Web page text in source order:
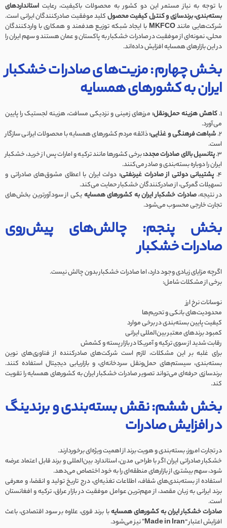
با توجه به نیاز مستمر این دو کشور به محصولات باکیفیت، رعایت استانداردهای
بسته‌بندی، برندسازی و کنترل کیفیت محصولکلید موفقیت صادرکنندگان ایرانی است.
شرکت‌هایی مانندMKFCO با ایجاد شبکه توزیع هدفمند و همکاری با واردکنندگان
محلی، نمونه‌ای از موفقیت در صادرات خشکبار به پاکستان و عمان هستند و سهم ایران را
در این بازارهای همسایه افزایش داده‌اند.
بخش چهارم: مزیت‌های صادرات خشکبار
ایران به کشورهای همسایه
1. کاهش هزینه حمل‌ونقل: مرزهای زمینی و نزدیکی مسافت، هزینه لجستیک را پایین
می‌آورد.
2. شباهت فرهنگی و غذایی:ذائقه مردم کشورهای همسایه با محصولات ایرانی سازگار
است.
3. پتانسیل بالای صادرات مجدد:برخی کشورها مانند ترکیه و امارات پس از خرید، خشکبار
ایران را دوباره بسته‌بندی و صادر می‌کنند.
4. پشتیبانی دولتی از صادرات غیرنفتی: دولت ایران با اعطای مشوق‌های صادراتی و
تسهیلات گمرکی، از صادرکنندگان خشکبار حمایت می‌کند.
در نتیجه،صادرات خشکبار ایران به کشورهای همسایهیکی از سودآورترین بخش‌های
تجارت خارجی محسوب می‌شود.
بخش پنجم: چالش‌های پیش‌روی
صادرات خشکبار
اگرچه مزایای زیادی وجود دارد، اما صادرات خشکبار بدون چالش نیست.
برخی از مشکلات شامل:
نوسانات نرخ ارز
محدودیت‌های بانکی و تحریم‌ها
کیفیت پایین بسته‌بندی در برخی موارد
کمبود برندهای معتبر بین‌المللی ایرانی
رقابت شدید از سوی ترکیه و آمریکا در بازار پسته و کشمش
برای غلبه بر این مشکلات، لازم است شرکت‌های صادرکننده از فناوری‌های نوین
بسته‌بندی، سیستم‌های حمل‌ونقل سردخانه‌ای، و بازاریابی دیجیتال استفاده کنند.
برند‌سازی حرفه‌ای می‌تواند تصویر صادرات خشکبار ایران به کشورهای همسایه را تقویت
کند.
بخش ششم: نقش بسته‌بندی و برندینگ
در افزایش صادرات
در تجارت امروز، بسته‌بندی و هویت برند از اهمیت ویژه‌ای برخوردارند.
خشکبار صادراتی ایران اگر با طراحی مدرن، استاندارد بین‌المللی و برند قابل اعتماد عرضه
شود، سهم بیشتری از بازارهای منطقه‌ای را به خود اختصاص می‌دهد.
استفاده از بسته‌بندی‌های شفاف، اطلاعات تغذیه‌ای، درج تاریخ تولید و انقضا، و معرفی
برند ایرانی به زبان مقصد، از مهم‌ترین عوامل موفقیت در بازار عراق، ترکیه و افغانستان
است.
صادرات خشکبار ایران به کشورهای همسایهبا برند قوی، علاوه بر سود اقتصادی، باعث
افزایش اعتبار “Made in Iran” نیز می‌شود.